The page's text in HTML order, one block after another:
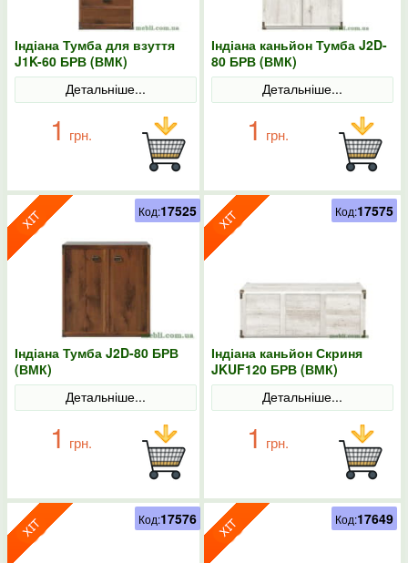
Індіана Тумба для взуття
J1K-60 БРВ (ВМК)
Детальніше...
1 грн.
Індіана каньйон Тумба J2D-
80 БРВ (ВМК)
Детальніше...
1 грн.
Індіана Тумба J2D-80 БРВ
(ВМК)
Детальніше...
1 грн.
Код:17525
Індіана каньйон Скриня
JKUF120 БРВ (ВМК)
Детальніше...
1 грн.
Код:17575
Код:17576 Код:17649